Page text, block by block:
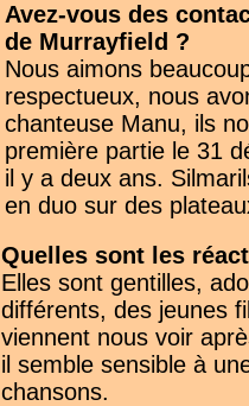
Avez-vous des
de Murrayfield ?
Nous aimons
respectueux, nous
chanteuse Manu, ils
première partie le 31
il y a deux ans.
en duo sur des
Quelles sont les
Elles sont gentilles,
différents, des jeunes
viennent nous voir
il semble sensible à
chansons.